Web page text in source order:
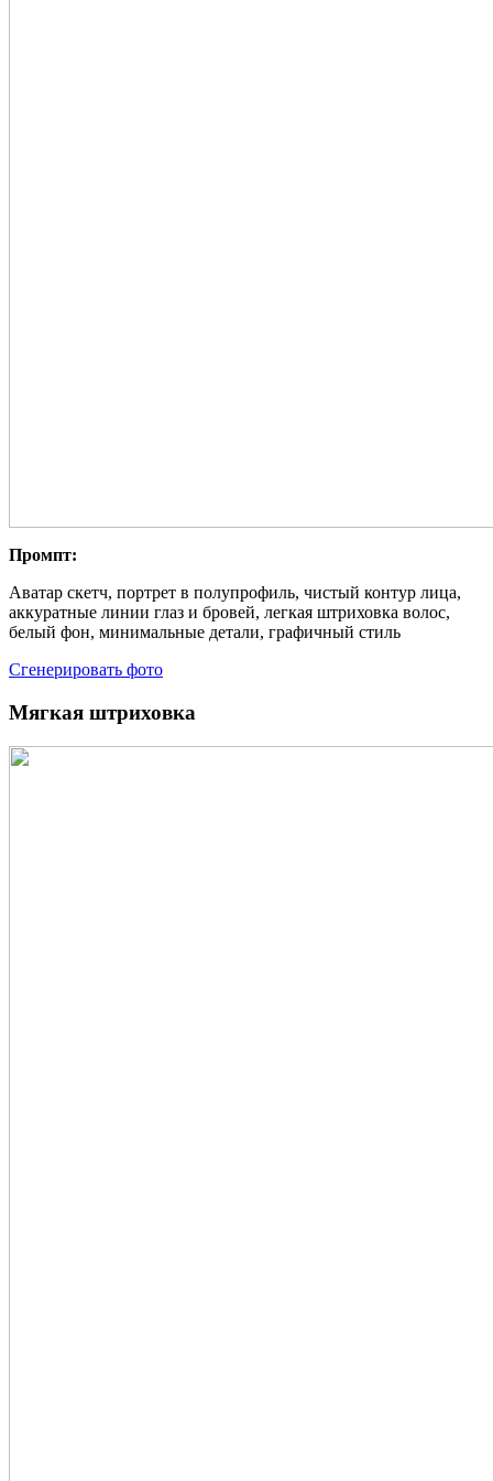
Промпт:
Аватар скетч, портрет в полупрофиль, чистый контур лица,
аккуратные линии глаз и бровей, легкая штриховка волос,
белый фон, минимальные детали, графичный стиль
Сгенерировать фото
Мягкая штриховка